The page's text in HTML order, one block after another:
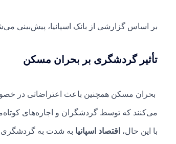
بر اساس گزارشی از بانک اسپانیا، پیش‌بینی می‌شود تا
تأثیر گردشگری بر بحران مسکن
بحران مسکن همچنین باعث اعتراضاتی در
می‌کنند که توسط گردشگران و اجاره‌های
با این حال، اقتصاد اسپانیا به شدت به گردشگری